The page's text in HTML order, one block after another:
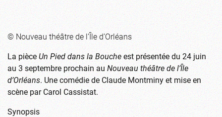
© Nouveau théâtre de l’Île d’Orléans
La pièceUn Pied dans la Boucheest présentée du 24 juin
au 3 septembre prochain auNouveau théâtre de l’Île
d’Orléans. Une comédie de Claude Montminy et mise en
scène par Carol Cassistat.
Synopsis